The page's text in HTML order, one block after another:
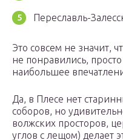
Переславль-
Это совсем не значит,
не понравились,
наибольшее
Да, в Плесе нет
соборов, но
волжских просторов,
углов с лещом) делает